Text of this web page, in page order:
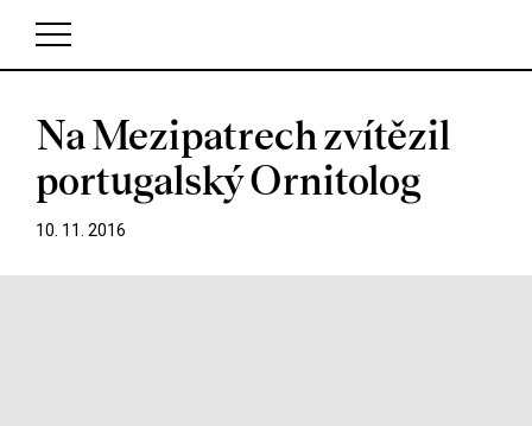
V košíku zatím nemáte žádné položky.
Na Mezipatrech zvítězil
portugalský Ornitolog
10. 11. 2016